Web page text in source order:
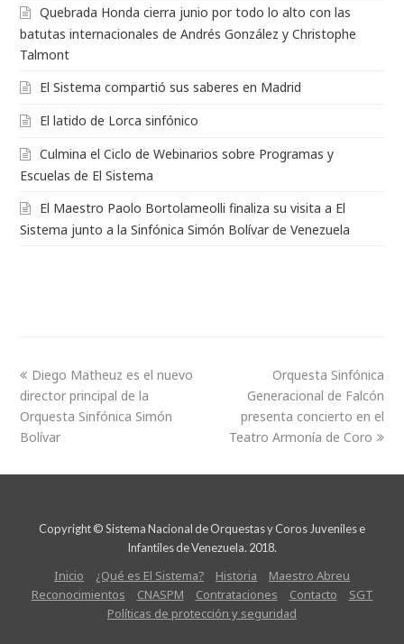
Quebrada Honda cierra junio por todo lo alto con las
batutas internacionales de Andrés González y Christophe
Talmont
El Sistema compartió sus saberes en Madrid
El latido de Lorca sinfónico
Culmina el Ciclo de Webinarios sobre Programas y
Escuelas de El Sistema
El Maestro Paolo Bortolameolli finaliza su visita a El
Sistema junto a la Sinfónica Simón Bolívar de Venezuela
Diego Matheuz es el nuevo
director principal de la
Orquesta Sinfónica Simón
Bolívar
Orquesta Sinfónica
Generacional de Falcón
presenta concierto en el
Teatro Armonía de Coro
Copyright © Sistema Nacional de Orquestas y Coros Juveniles e
Infantiles de Venezuela. 2018.
Inicio ¿Qué es El Sistema? Historia
Maestro Abreu
Reconocimientos
CNASPM Contrataciones Contacto
SGT
Políticas de protección y seguridad